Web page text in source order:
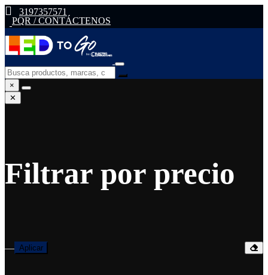
3197357571
PQR / CONTÁCTENOS
×
✕
Filtrar por precio
— Aplicar